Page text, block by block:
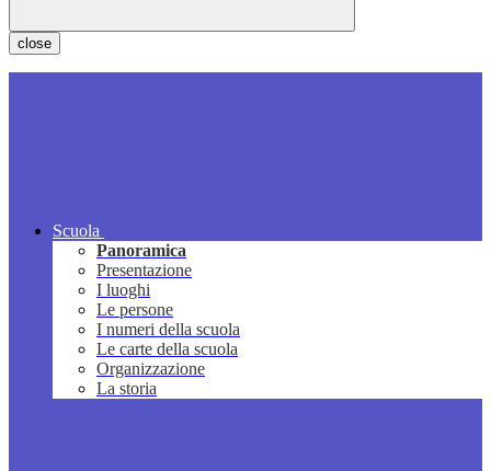
close
Scuola
Panoramica
Presentazione
I luoghi
Le persone
I numeri della scuola
Le carte della scuola
Organizzazione
La storia